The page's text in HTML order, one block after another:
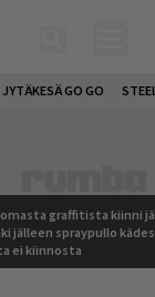
JYTÄKESÄ GO GO
graffitista kiinni
jälleen spraypullo
ei kiinnosta